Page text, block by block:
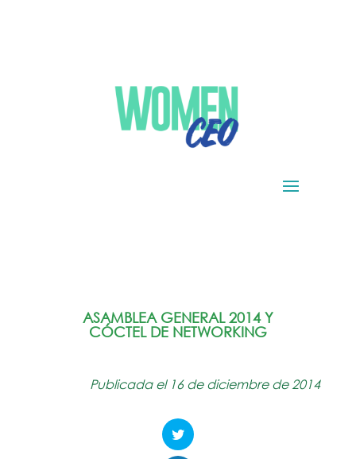
ASAMBLEA GENERAL 2014 Y
CÓCTEL DE NETWORKING
Publicada el 16 de diciembre de 2014